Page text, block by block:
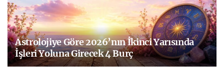
Astrolojiye Göre 2026’nın İkinci Yarısında
İşleri Yoluna Girecek 4 Burç